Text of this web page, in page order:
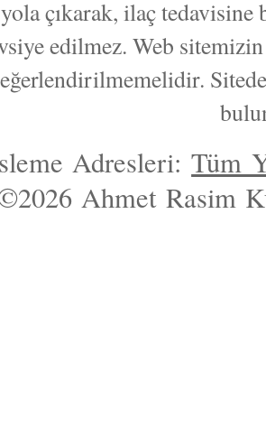
çıkarak, ilaç
edilmez. Web
Adresleri:Tüm
Ahmet Rasim